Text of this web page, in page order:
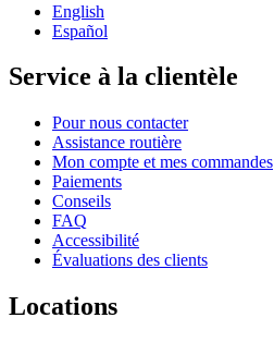
English
Español
Service à la clientèle
Pour nous contacter
Assistance routière
Mon compte et mes commandes
Paiements
Conseils
FAQ
Accessibilité
Évaluations des clients
Locations